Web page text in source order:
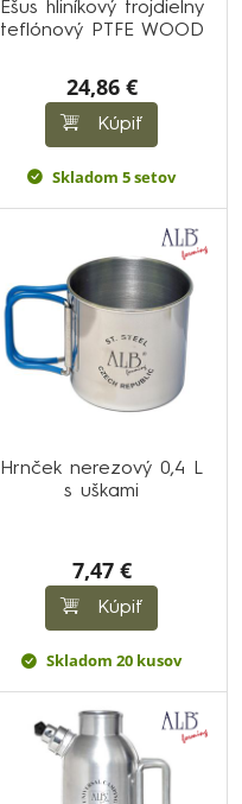
Ešus hliníkový trojdielny
teflónový PTFE WOOD
24,86 €
Kúpiť
Skladom 5 setov
Hrnček nerezový 0,4 L
s uškami
7,47 €
Kúpiť
Skladom 20 kusov